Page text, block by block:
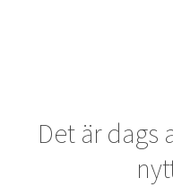
Det är dags